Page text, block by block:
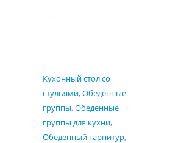
Кухонный стол со
стульями,Обеденные
группы,Обеденные
группы для кухни,
Обеденный гарнитур,